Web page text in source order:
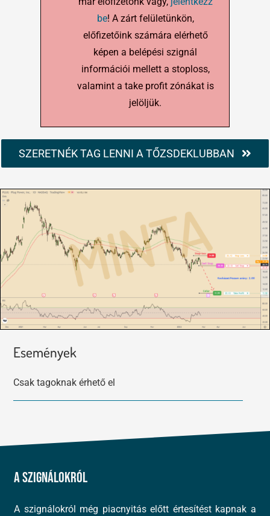
be! A zárt felületünkön,
előfizetőink számára elérhető
képen a belépési szignál
információi mellett a stoploss,
valamint a take profit zónákat is
jelöljük.
SZERETNÉK TAG LENNI A TŐZSDEKLUBBAN
Események
Csak tagoknak érhető el
A szignálokról
A szignálokról még piacnyitás előtt értesítést kapnak a